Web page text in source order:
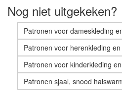
Nog niet uitgekeken?
Patronen voor dameskleding
Patronen voor herenkleding
Patronen voor kinderkleding
Patronen sjaal, snood